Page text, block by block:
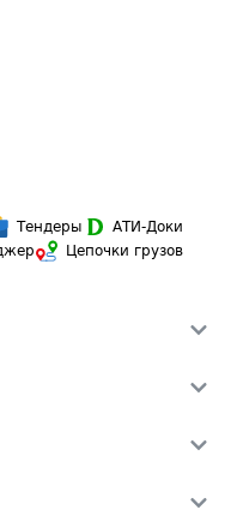
Тендеры
АТИ-Доки
Цепочки грузов